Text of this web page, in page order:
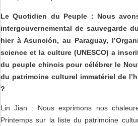
Le Quotidien du Peuple : Nous
intergouvernemental de sauvegarde
hier à Asunción, au Paraguay,
science et la culture (UNESCO) a
du peuple chinois pour célébrer le
du patrimoine culturel immatériel de
?
Lin Jian : Nous exprimons nos
Printemps sur la liste du patrimoine